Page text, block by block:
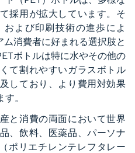
採用が拡大しています。そ
よび印刷技術の進歩によ
ム消費者に好まれる選択肢と
ボトルは特に水やその他の
て割れやすいガラスボトル
しており、より費用対効果
。
と消費の両面において世界
、飲料、医薬品、パーソナ
ポリエチレンテレフタレー